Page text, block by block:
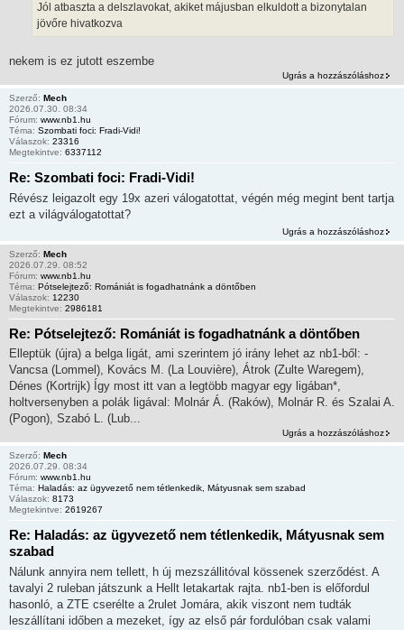
Jól atbaszta a delszlavokat, akiket májusban elkuldott a bizonytalan
jövőre hivatkozva
nekem is ez jutott eszembe
Ugrás a hozzászóláshoz
Szerző: Mech
2026.07.30. 08:34
Fórum: www.nb1.hu
Téma: Szombati foci: Fradi-Vidi!
Válaszok: 23316
Megtekintve: 6337112
Re: Szombati foci: Fradi-Vidi!
Révész leigazolt egy 19x azeri válogatottat, végén még megint bent tartja
ezt a világválogatottat?
Ugrás a hozzászóláshoz
Szerző: Mech
2026.07.29. 08:52
Fórum: www.nb1.hu
Téma: Pótselejtező: Romániát is fogadhatnánk a döntőben
Válaszok: 12230
Megtekintve: 2986181
Re: Pótselejtező: Romániát is fogadhatnánk a döntőben
Elleptük (újra) a belga ligát, ami szerintem jó irány lehet az nb1-ből: -
Vancsa (Lommel), Kovács M. (La Louvière), Átrok (Zulte Waregem),
Dénes (Kortrijk) Így most itt van a legtöbb magyar egy ligában*,
holtversenyben a polák ligával: Molnár Á. (Raków), Molnár R. és Szalai A.
(Pogon), Szabó L. (Lub...
Ugrás a hozzászóláshoz
Szerző: Mech
2026.07.29. 08:34
Fórum: www.nb1.hu
Téma: Haladás: az ügyvezető nem tétlenkedik, Mátyusnak sem szabad
Válaszok: 8173
Megtekintve: 2619267
Re: Haladás: az ügyvezető nem tétlenkedik, Mátyusnak sem
szabad
Nálunk annyira nem tellett, h új mezszállitóval kössenek szerződést. A
tavalyi 2 ruleban játszunk a Hellt letakartak rajta. nb1-ben is előfordul
hasonló, a ZTE cserélte a 2rulet Jomára, akik viszont nem tudták
leszállítani időben a mezeket, így az első pár fordulóban csak valami